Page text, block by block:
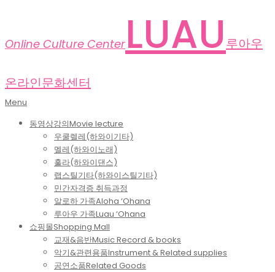
Online Culture Center LUAU 루아우
온라인문화센터
Primary
Menu
Menu
동영상강의Movie lecture
우쿨렐레(하와이기타)
멜레(하와이노래)
훌라(하와이댄스)
랩스틸기타(하와이스틸기타)
민간자격증 취득과정
알로하 가족Aloha ‘Ohana
루아우 가족Luau ‘Ohana
쇼핑몰Shopping Mall
교재&음반Music Record & books
악기&관련용품Instrument & Related supplies
공연소품Related Goods